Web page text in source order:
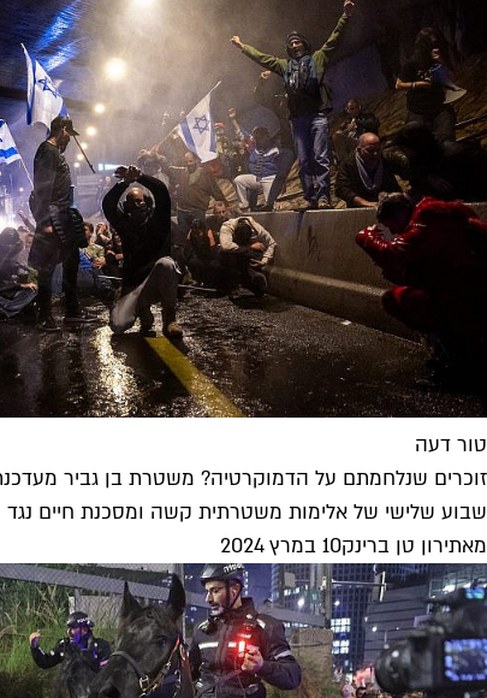
טור דעה
זוכרים שנלחמתם על הדמוקרטיה? משטרת בן גביר
שבוע שלישי של אלימות משטרתית קשה ומסכנת חיים נגד
מאתירון טן ברינק10 במרץ 2024